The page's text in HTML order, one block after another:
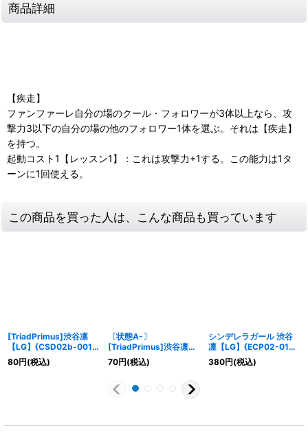
商品詳細
【疾走】
ファンファーレ自分の場のクール・フォロワーが3体以上なら、攻
撃力3以下の自分の場の他のフォロワー1体を選ぶ。それは【疾走】
を持つ。
起動コスト1【レッスン1】：これは攻撃力+1する。この能力は1タ
ーンに1回使える。
この商品を買った人は、こんな商品も買っています
[TriadPrimus]渋谷凛
【LG】{CSD02b-001}
《ロイヤル》
80円(税込)
〔状態A-〕
[TriadPrimus]渋谷凛
【LG】{CSD02b-001}
《ロイヤル》
70円(税込)
シンデレラガール 渋谷
凛【LG】{ECP02-012}
《ロイヤル》
380円(税込)